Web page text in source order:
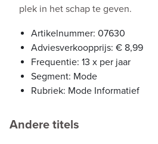
plek in het schap te geven.
Artikelnummer: 07630
Adviesverkoopprijs: € 8,99
Frequentie: 13 x per jaar
Segment: Mode
Rubriek: Mode Informatief
Andere titels